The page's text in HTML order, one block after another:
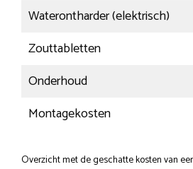
Waterontharder (elektrisch)
Zouttabletten
Onderhoud
Montagekosten
Overzicht met de geschatte kosten van